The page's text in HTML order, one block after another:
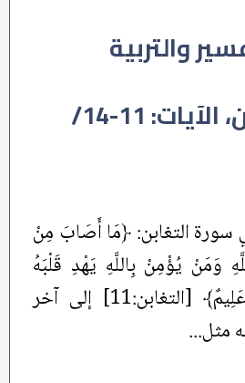
والتربية
سورة التغابن، الآيات: 11-14/
سورة التغابن: ﴿مَا أَصَابَ مِنْ
وَمَنْ يُؤْمِنْ بِاللَّهِ يَهْدِ قَلْبَهُ
وَاللَّهُ بِكُلِّ شَيْءٍ عَلِيمٌ﴾ [التغابن:11] إلى آخر
مثل...